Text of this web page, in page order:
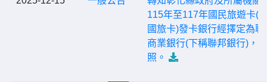
115年至117年國民旅遊卡(
國旅卡)發卡銀行經擇定為聯
商業銀行(下稱聯邦銀行)，
照。